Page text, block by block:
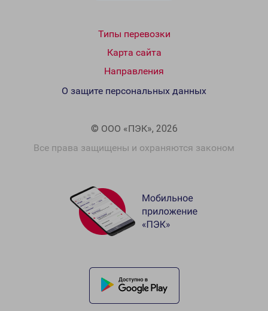
Типы перевозки
Карта сайта
Направления
© ООО «ПЭК», 2026
Все права защищены и охраняются законом
О защите персональных данных